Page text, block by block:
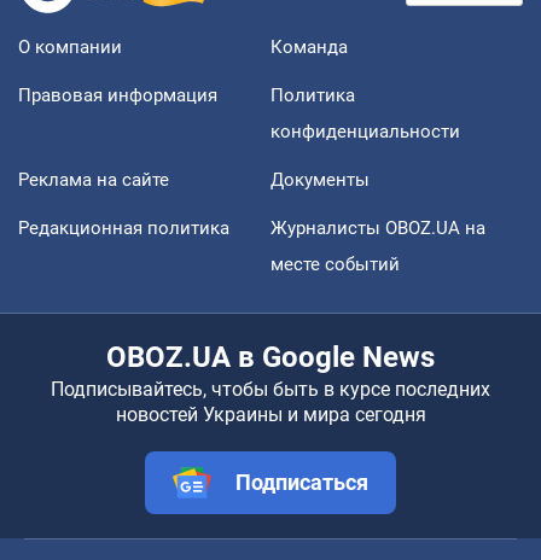
О компании Команда
Правовая информация
Политика
конфиденциальности
Реклама на сайте Документы
Редакционная политика
Журналисты OBOZ.UA на
месте событий
OBOZ.UA в Google News
Подписывайтесь, чтобы быть в курсе последних
новостей Украины и мира сегодня
Подписаться